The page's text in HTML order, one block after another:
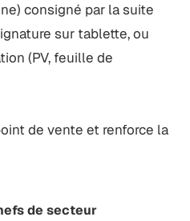
consigné par la suite
sur tablette, ou
(PV, feuille de
de vente et renforce la
de secteur